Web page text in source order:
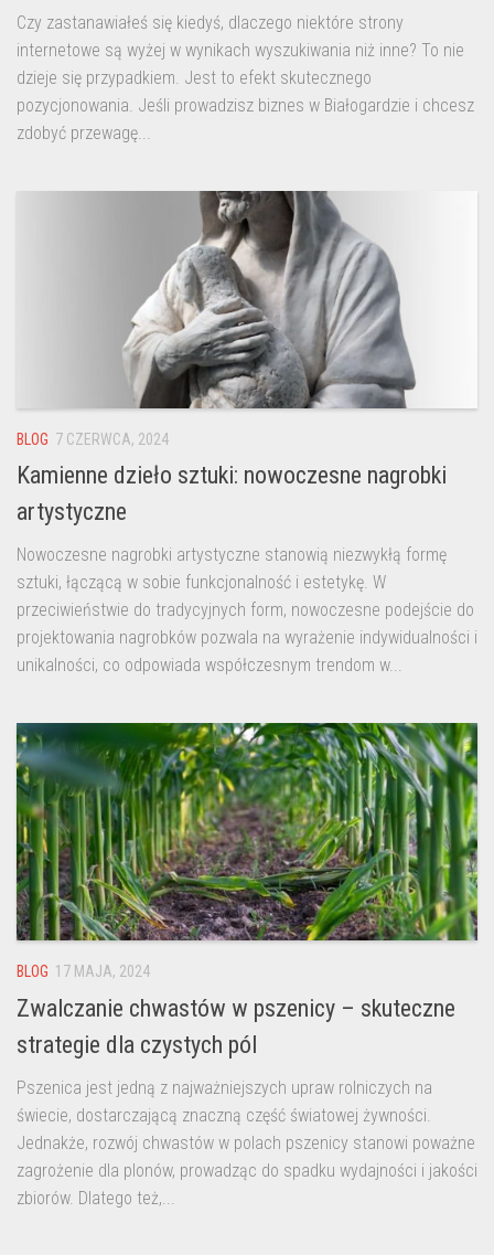
Czy zastanawiałeś się kiedyś, dlaczego niektóre strony
internetowe są wyżej w wynikach wyszukiwania niż inne? To nie
dzieje się przypadkiem. Jest to efekt skutecznego
pozycjonowania. Jeśli prowadzisz biznes w Białogardzie i chcesz
zdobyć przewagę...
BLOG 7 CZERWCA, 2024
Kamienne dzieło sztuki: nowoczesne nagrobki
artystyczne
Nowoczesne nagrobki artystyczne stanowią niezwykłą formę
sztuki, łączącą w sobie funkcjonalność i estetykę. W
przeciwieństwie do tradycyjnych form, nowoczesne podejście do
projektowania nagrobków pozwala na wyrażenie indywidualności i
unikalności, co odpowiada współczesnym trendom w...
BLOG 17 MAJA, 2024
Zwalczanie chwastów w pszenicy – skuteczne
strategie dla czystych pól
Pszenica jest jedną z najważniejszych upraw rolniczych na
świecie, dostarczającą znaczną część światowej żywności.
Jednakże, rozwój chwastów w polach pszenicy stanowi poważne
zagrożenie dla plonów, prowadząc do spadku wydajności i jakości
zbiorów. Dlatego też,...